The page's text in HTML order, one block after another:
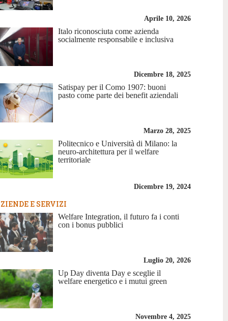
Aprile 10, 2026
Italo riconosciuta come azienda
socialmente responsabile e inclusiva
Dicembre 18, 2025
Satispay per il Como 1907: buoni
pasto come parte dei benefit aziendali
Marzo 28, 2025
Politecnico e Università di Milano: la
neuro-architettura per il welfare
territoriale
Dicembre 19, 2024
E SERVIZI
Welfare Integration, il futuro fa i conti
con i bonus pubblici
Luglio 20, 2026
Up Day diventa Day e sceglie il
welfare energetico e i mutui green
Novembre 4, 2025